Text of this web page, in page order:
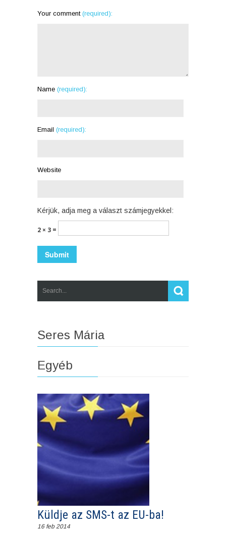
Your comment (required):
Name (required):
Email (required):
Website
Kérjük, adja meg a választ számjegyekkel:
2 × 3 =
Seres Mária
Egyéb
Küldje az SMS-t az EU-ba!
16 feb 2014